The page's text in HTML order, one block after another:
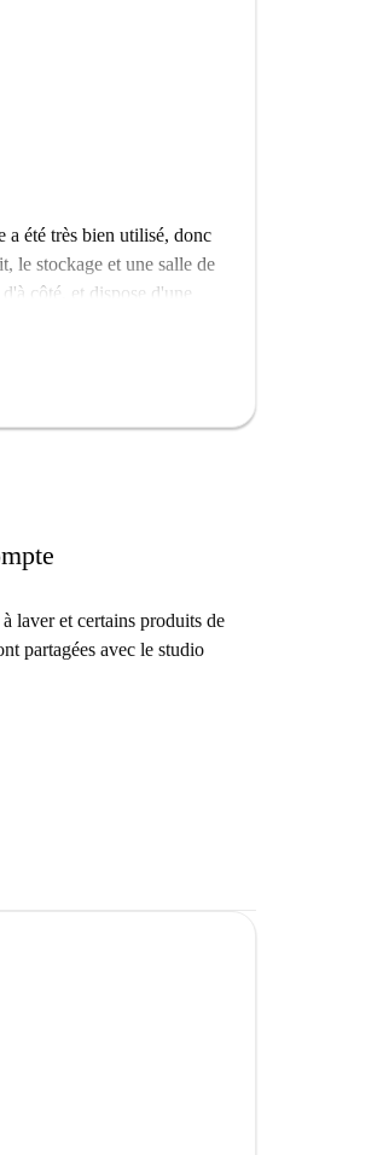
a été très bien utilisé, donc
le stockage et une salle de
côté, et dispose d'une
bars et de restaurants à
laver et certains produits de
partagées avec le studio